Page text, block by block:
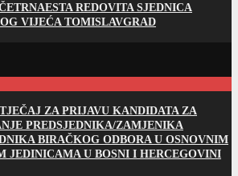
REDOVITA SJEDNICA
VIJEĆA TOMISLAVGRAD
ZA PRIJAVU KANDIDATA ZA
PREDSJEDNIKA/ZAMJENIKA
BIRAČKOG ODBORA U OSNOVNIM
JEDINICAMA U BOSNI I HERCEGOVINI